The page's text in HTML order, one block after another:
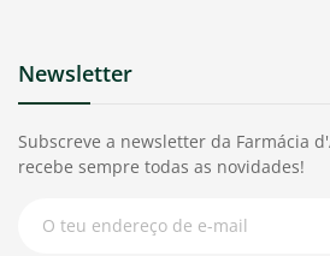
Newsletter
Subscreve a newsletter da Farmácia
recebe sempre todas as novidades!